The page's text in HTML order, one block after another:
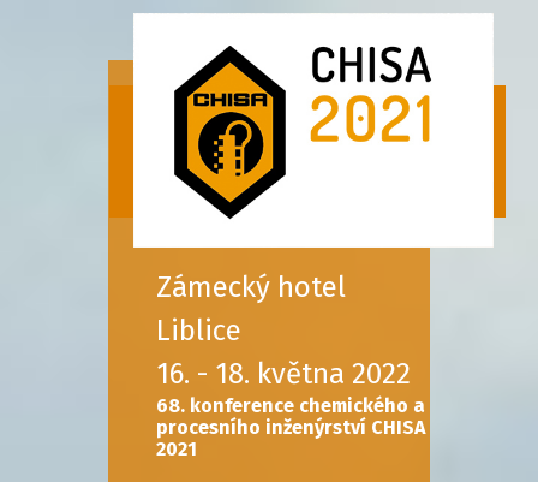
Zámecký hotel
Liblice
16. - 18. května 2022
68. konference chemického a
procesního inženýrství CHISA
2021